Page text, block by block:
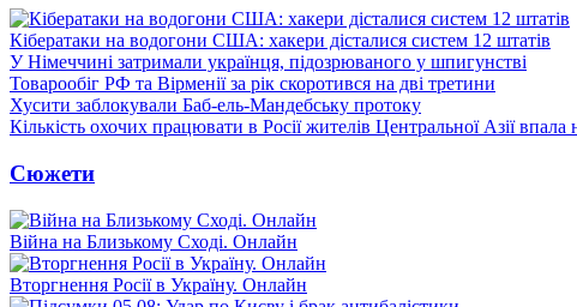
Кібератаки на водогони США: хакери дісталися систем 12 штатів
У Німеччині затримали українця, підозрюваного у шпигунстві
Товарообіг РФ та Вірменії за рік скоротився на дві третини
Хусити заблокували Баб-ель-Мандебську протоку
Кількість охочих працювати в Росії жителів Центральної Азії впала
Сюжети
Війна на Близькому Сході. Онлайн
Вторгнення Росії в Україну. Онлайн